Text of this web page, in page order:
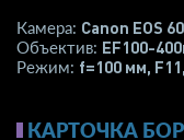
Камера: Canon EOS
Объектив: EF100-
Режим: f=100 мм, F11,
КАРТОЧКА